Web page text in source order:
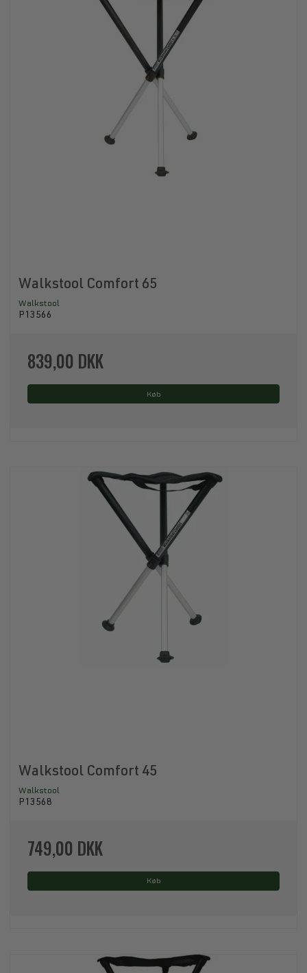
Walkstool Comfort 65
Walkstool
P13566
839,00 DKK
Køb
Walkstool Comfort 45
Walkstool
P13568
749,00 DKK
Køb